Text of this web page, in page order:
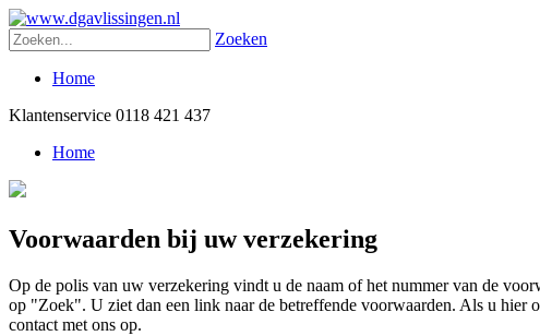
Zoeken
Home
Klantenservice 0118 421 437
Home
Voorwaarden bij uw verzekering
Op de polis van uw verzekering vindt u de naam of het nummer van de
op "Zoek". U ziet dan een link naar de betreffende voorwaarden. Als u
contact met ons op.